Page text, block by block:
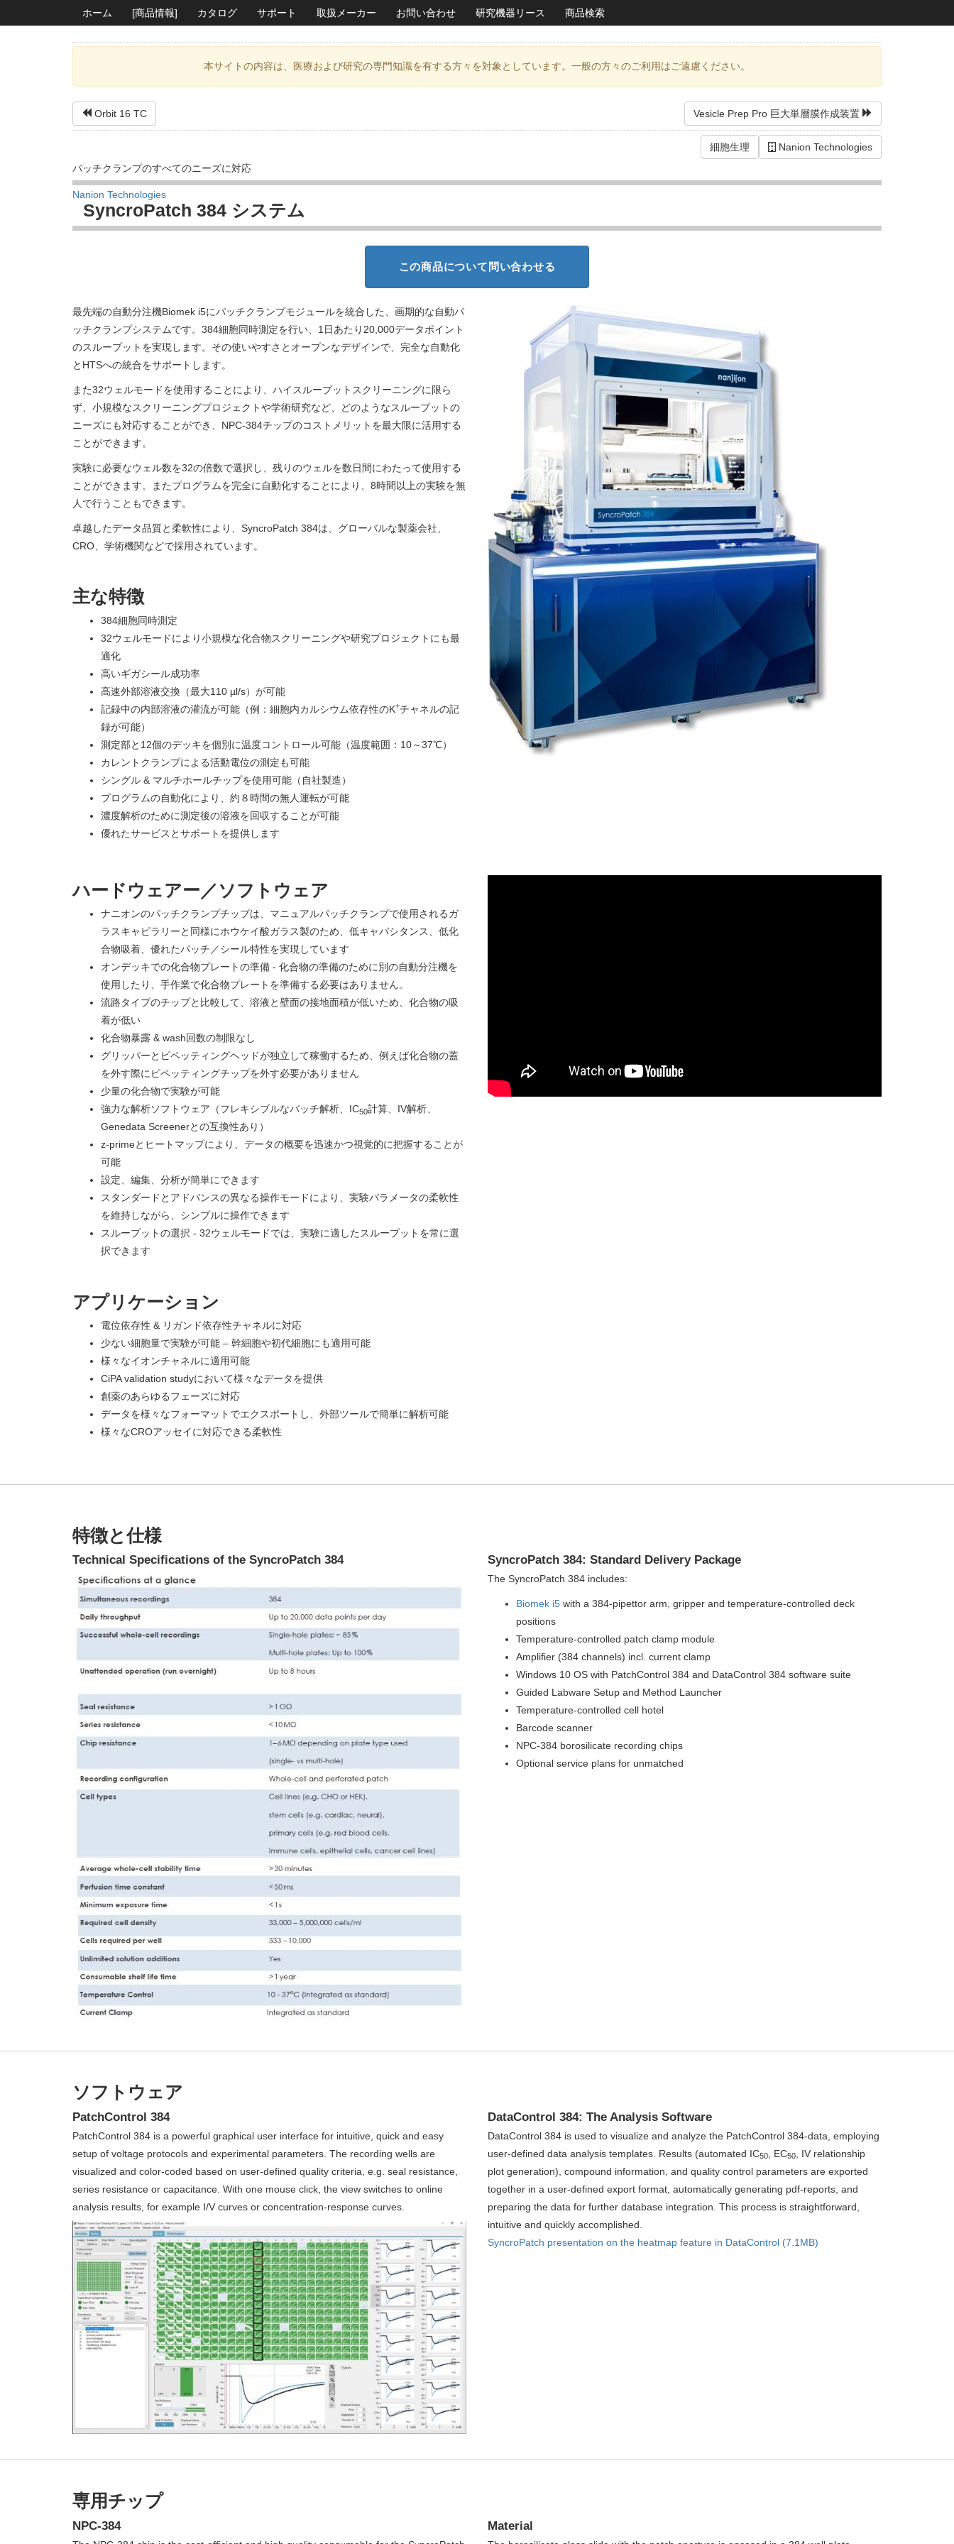
ホーム [商品情報] カタログ サポート 取扱メーカー お問い合わせ 研究機器リース 商品検索
本サイトの内容は、医療および研究の専門知識を有する方々を対象としています。一般の方々のご利用はご遠慮ください。
Orbit 16 TC Vesicle Prep Pro 巨大単層膜作成装置
Nanion Technologies
細胞生理
パッチクランプのすべてのニーズに対応
Nanion Technologies
SyncroPatch 384 システム
この商品について問い合わせる
最先端の自動分注機Biomek i5にパッチクランプモジュールを統合した、画期的な自動パ
ッチクランプシステムです。384細胞同時測定を行い、1日あたり20,000データポイント
のスループットを実現します。その使いやすさとオープンなデザインで、完全な自動化
とHTSへの統合をサポートします。
また32ウェルモードを使用することにより、ハイスループットスクリーニングに限ら
ず、小規模なスクリーニングプロジェクトや学術研究など、どのようなスループットの
ニーズにも対応することができ、NPC-384チップのコストメリットを最大限に活用する
ことができます。
実験に必要なウェル数を32の倍数で選択し、残りのウェルを数日間にわたって使用する
ことができます。またプログラムを完全に自動化することにより、8時間以上の実験を無
人で行うこともできます。
卓越したデータ品質と柔軟性により、SyncroPatch 384は、グローバルな製薬会社、
CRO、学術機関などで採用されています。
主な特徴
384細胞同時測定
32ウェルモードにより小規模な化合物スクリーニングや研究プロジェクトにも最
適化
高いギガシール成功率
高速外部溶液交換（最大110 µl/s）が可能
記録中の内部溶液の灌流が可能（例：細胞内カルシウム依存性のK+チャネルの記
録が可能）
測定部と12個のデッキを個別に温度コントロール可能（温度範囲：10～37℃）
カレントクランプによる活動電位の測定も可能
シングル & マルチホールチップを使用可能（自社製造）
プログラムの自動化により、約８時間の無人運転が可能
濃度解析のために測定後の溶液を回収することが可能
優れたサービスとサポートを提供します
ハードウェアー／ソフトウェア
ナニオンのパッチクランプチップは、マニュアルパッチクランプで使用されるガ
ラスキャピラリーと同様にホウケイ酸ガラス製のため、低キャパシタンス、低化
合物吸着、優れたパッチ／シール特性を実現しています
オンデッキでの化合物プレートの準備 - 化合物の準備のために別の自動分注機を
使用したり、手作業で化合物プレートを準備する必要はありません。
流路タイプのチップと比較して、溶液と壁面の接地面積が低いため、化合物の吸
着が低い
化合物暴露 & wash回数の制限なし
グリッパーとピペッティングヘッドが独立して稼働するため、例えば化合物の蓋
を外す際にピペッティングチップを外す必要がありません
少量の化合物で実験が可能
強力な解析ソフトウェア（フレキシブルなバッチ解析、IC50計算、IV解析、
Genedata Screenerとの互換性あり）
z-primeとヒートマップにより、データの概要を迅速かつ視覚的に把握することが
可能
設定、編集、分析が簡単にできます
スタンダードとアドバンスの異なる操作モードにより、実験パラメータの柔軟性
を維持しながら、シンプルに操作できます
スループットの選択 - 32ウェルモードでは、実験に適したスループットを常に選
択できます
アプリケーション
電位依存性 & リガンド依存性チャネルに対応
少ない細胞量で実験が可能 – 幹細胞や初代細胞にも適用可能
様々なイオンチャネルに適用可能
CiPA validation studyにおいて様々なデータを提供
創薬のあらゆるフェーズに対応
データを様々なフォーマットでエクスポートし、外部ツールで簡単に解析可能
様々なCROアッセイに対応できる柔軟性
特徴と仕様
Technical Specifications of the SyncroPatch 384 SyncroPatch 384: Standard Delivery Package
The SyncroPatch 384 includes:
Biomek i5 with a 384-pipettor arm, gripper and temperature-controlled deck
positions
Temperature-controlled patch clamp module
Amplifier (384 channels) incl. current clamp
Windows 10 OS with PatchControl 384 and DataControl 384 software suite
Guided Labware Setup and Method Launcher
Temperature-controlled cell hotel
Barcode scanner
NPC-384 borosilicate recording chips
Optional service plans for unmatched
ソフトウェア
PatchControl 384
PatchControl 384 is a powerful graphical user interface for intuitive, quick and easy
setup of voltage protocols and experimental parameters. The recording wells are
visualized and color-coded based on user-defined quality criteria, e.g. seal resistance,
series resistance or capacitance. With one mouse click, the view switches to online
analysis results, for example I/V curves or concentration-response curves.
DataControl 384: The Analysis Software
DataControl 384 is used to visualize and analyze the PatchControl 384-data, employing
user-defined data analysis templates. Results (automated IC50 , EC50
, IV relationship
plot generation), compound information, and quality control parameters are exported
together in a user-defined export format, automatically generating pdf-reports, and
preparing the data for further database integration. This process is straightforward,
intuitive and quickly accomplished.
SyncroPatch presentation on the heatmap feature in DataControl (7.1MB)
専用チップ
NPC-384 Material